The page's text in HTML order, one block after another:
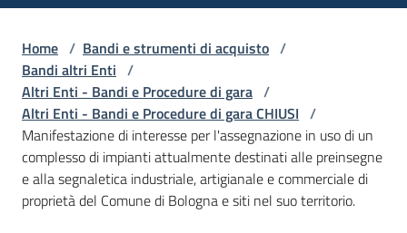
telematici
L'Agenzia
Bandi
Home / Bandi e strumenti di acquisto /
Bandi altri Enti /
Altri Enti - Bandi e Procedure di gara /
Altri Enti - Bandi e Procedure di gara CHIUSI /
Manifestazione di interesse per l'assegnazione in uso di un
complesso di impianti attualmente destinati alle preinsegne
e alla segnaletica industriale, artigianale e commerciale di
proprietà del Comune di Bologna e siti nel suo territorio.